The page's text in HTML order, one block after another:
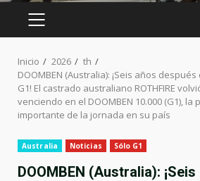
MENÚ
Inicio 2026
th
DOOMBEN (Australia): ¡Seis años
G1! El castrado australiano ROTHFIRE
venciendo en el DOOMBEN 10.000 (G1), la
importante de la jornada en su país
Australia Noticias Sólo G1
DOOMBEN (Australia):